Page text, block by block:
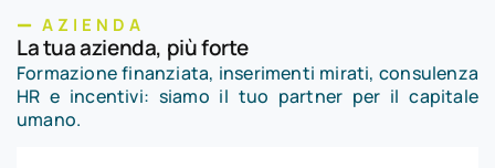
AZIENDA
La tua azienda, più forte
Formazione finanziata, inserimenti mirati, consulenza
HR e incentivi: siamo il tuo partner per il capitale
umano.